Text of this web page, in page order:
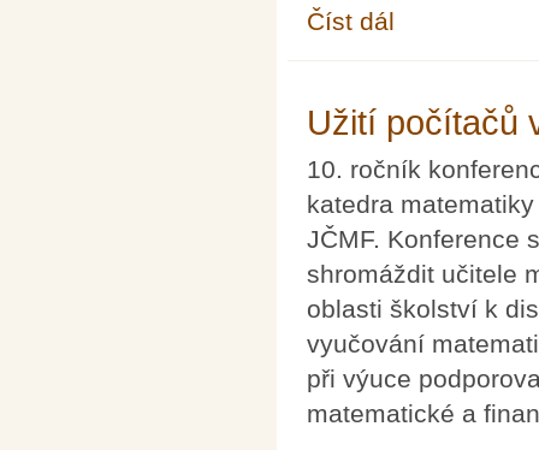
Číst dál
Užití počítačů
10. ročník
katedra
JČMF. Konference
shromáždit učitele
oblasti školství k
vyučování
při výuce
matematické a